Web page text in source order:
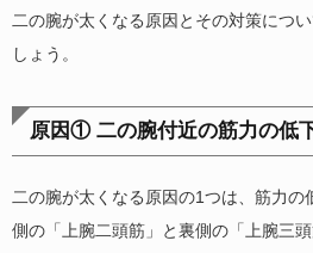
二の腕が太くなる原因とその対策につ
しょう。
原因① 二の腕付近の筋力の低
二の腕が太くなる原因の1つは、筋力の
側の「上腕二頭筋」と裏側の「上腕三